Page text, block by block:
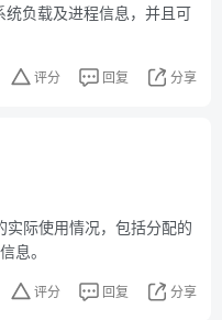
负载及进程信息，并且可
评分 回复 分享
际使用情况，包括分配的
息。
评分 回复 分享